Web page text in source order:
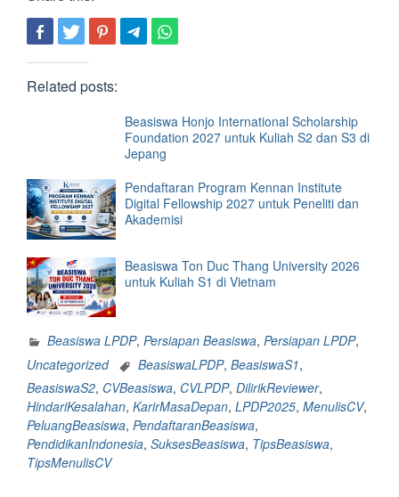
Related posts:
Beasiswa Honjo International Scholarship
Foundation 2027 untuk Kuliah S2 dan S3 di
Jepang
Pendaftaran Program Kennan Institute
Digital Fellowship 2027 untuk Peneliti dan
Akademisi
Beasiswa Ton Duc Thang University 2026
untuk Kuliah S1 di Vietnam
Beasiswa LPDP, Persiapan Beasiswa, Persiapan LPDP,
Uncategorized
BeasiswaLPDP, BeasiswaS1,
BeasiswaS2, CVBeasiswa, CVLPDP, DilirikReviewer,
HindariKesalahan, KarirMasaDepan, LPDP2025, MenulisCV,
PeluangBeasiswa, PendaftaranBeasiswa,
PendidikanIndonesia, SuksesBeasiswa, TipsBeasiswa,
TipsMenulisCV